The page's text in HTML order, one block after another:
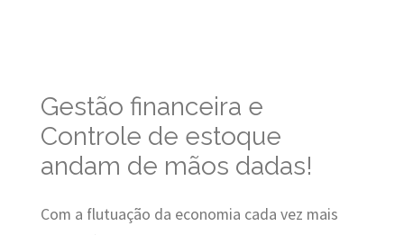
Gestão financeira e
Controle de estoque
andam de mãos dadas!
Com a flutuação da economia cada vez mais